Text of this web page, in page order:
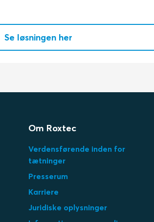
Se løsningen her
Om Roxtec
Verdensførende inden for
tætninger
Presserum
Karriere
Juridiske oplysninger